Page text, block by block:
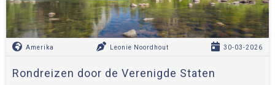
Amerika Leonie Noordhout 30-03-2026
Rondreizen door de Verenigde Staten